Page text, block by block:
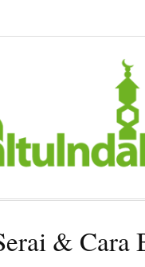
& Cara